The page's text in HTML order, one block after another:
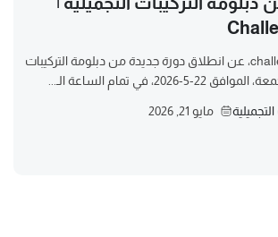
تعلن أكاديمية challenge، عن انطلاق دورة جديدة من دبلومة التركيبات
في تمام الساعة الـ...
مايو 21, 2026